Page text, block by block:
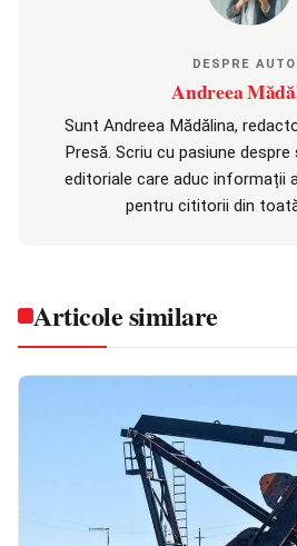
DESPRE
Andreea
Sunt Andreea Mădălina,
Presă. Scriu cu pasiune
editoriale care aduc informații
pentru cititorii din
Articole similare